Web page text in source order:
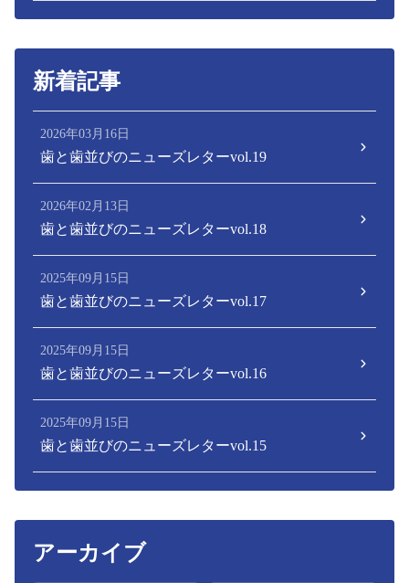
新着記事
2026年03月16日
歯と歯並びのニューズレターvol.19
2026年02月13日
歯と歯並びのニューズレターvol.18
2025年09月15日
歯と歯並びのニューズレターvol.17
2025年09月15日
歯と歯並びのニューズレターvol.16
2025年09月15日
歯と歯並びのニューズレターvol.15
アーカイブ